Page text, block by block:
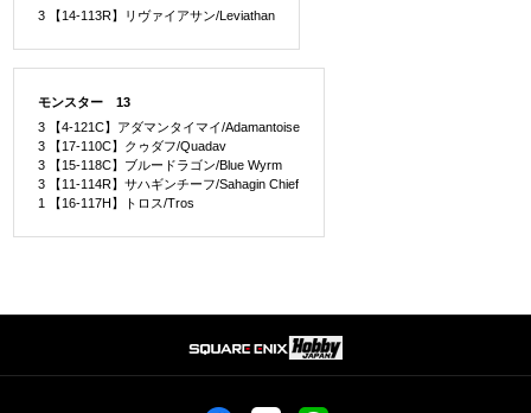
3 【14-113R】リヴァイアサン/Leviathan
モンスター 13
3 【4-121C】アダマンタイマイ/Adamantoise
3 【17-110C】クゥダフ/Quadav
3 【15-118C】ブルードラゴン/Blue Wyrm
3 【11-114R】サハギンチーフ/Sahagin Chief
1 【16-117H】トロス/Tros